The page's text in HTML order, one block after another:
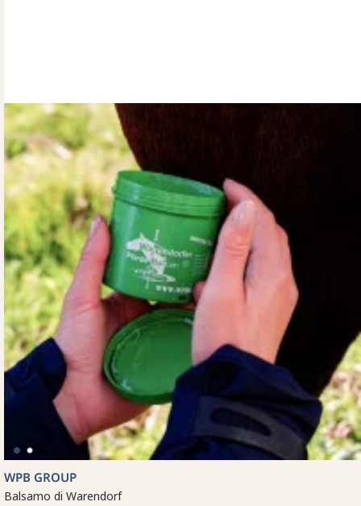
WPB GROUP
Balsamo di Warendorf